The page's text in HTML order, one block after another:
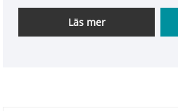
andra praktiska
jordningsmetoder och
Läs mer